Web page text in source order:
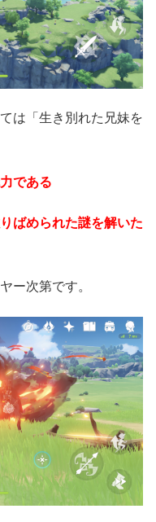
は「生き別れた兄妹を
である
ばめられた謎を解いた
ー次第です。